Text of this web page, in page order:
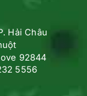
Hải Châu
92844
5556